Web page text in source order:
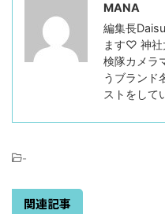
MANA
編集長
ます♡ 神社
検隊カメラ
うブランド
ストをし
-
関連記事